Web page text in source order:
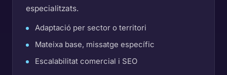
especialitzats.
Adaptació per sector o territori
Mateixa base, missatge específic
Escalabilitat comercial i SEO